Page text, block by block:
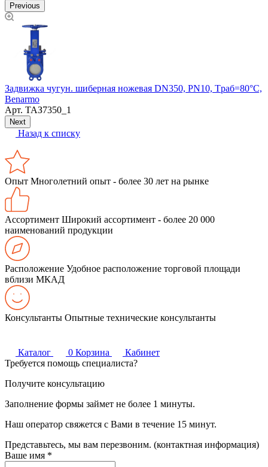
Previous
Задвижка чугун. шиберная ножевая DN350, PN10, Tраб=80°C,
Benarmo
Арт. ТАЗ7350_1
Next
Назад к списку
Опыт Многолетний опыт - более 30 лет на рынке
Ассортимент Широкий ассортимент - более 20 000
наименований продукции
Расположение Удобное расположение торговой площади
вблизи МКАД
Консультанты Опытные технические консультанты
Каталог 0 Корзина
Кабинет
Требуется помощь специалиста?
Получите консультацию
Заполнение формы займет не более 1 минуты.
Наш оператор свяжется с Вами в течение 15 минут.
Представьтесь, мы вам перезвоним. (контактная информация)
Ваше имя *